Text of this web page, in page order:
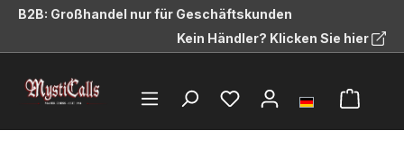
springen
B2B: Großhandel nur für Geschäftskunden
Kein Händler? Klicken Sie hier